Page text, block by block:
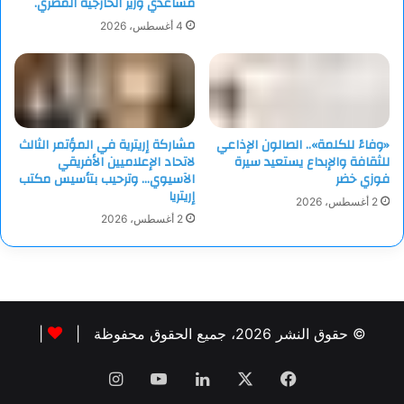
4 أغسطس، 2026
«وفاءً للكلمة».. الصالون الإذاعي
للثقافة والإبداع يستعيد سيرة
فوزي خضر
2 أغسطس، 2026
مشاركة إريترية في المؤتمر الثالث
لاتحاد الإعلاميين الأفريقي
الآسيوي… وترحيب بتأسيس مكتب
إريتريا
2 أغسطس، 2026
© حقوق النشر 2026، جميع الحقوق محفوظة |
فيسبوك لينكدإن‫YouTubeانستقرام